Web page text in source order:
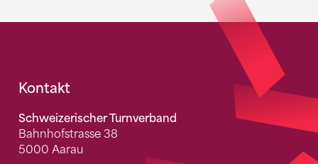
Fusszeile
Kontakt
Schweizerischer Turnverband
Bahnhofstrasse 38
5000 Aarau